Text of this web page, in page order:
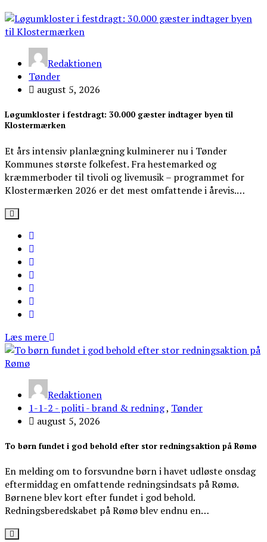
Redaktionen
Tønder
august 5, 2026
Løgumkloster i festdragt: 30.000 gæster indtager byen til
Klostermærken
Et års intensiv planlægning kulminerer nu i Tønder
Kommunes største folkefest. Fra hestemarked og
kræmmerboder til tivoli og livemusik – programmet for
Klostermærken 2026 er det mest omfattende i årevis.…
Læs mere
Redaktionen
1-1-2 - politi - brand & redning, Tønder
august 5, 2026
To børn fundet i god behold efter stor redningsaktion på Rømø
En melding om to forsvundne børn i havet udløste onsdag
eftermiddag en omfattende redningsindsats på Rømø.
Børnene blev kort efter fundet i god behold.
Redningsberedskabet på Rømø blev endnu en…